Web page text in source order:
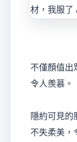
不僅顏值出
令人羨慕。
隱約可見的
不失柔美，